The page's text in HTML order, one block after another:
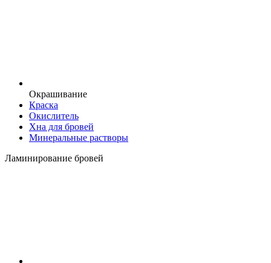
Окрашивание
Краска
Окислитель
Хна для бровей
Минеральные растворы
Ламинирование бровей